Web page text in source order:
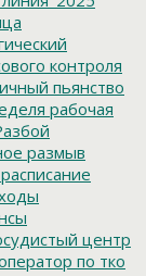
контроля
пьянство
рабочая
размыв
расписание
центр
по тко